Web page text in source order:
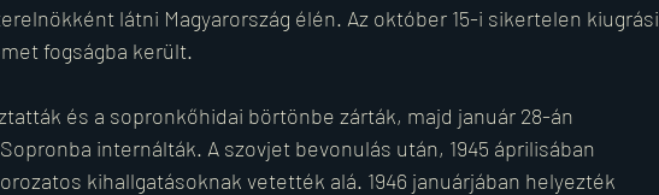
látni Magyarország élén. Az október 15-i sikertelen kiugrási
fogságba került.
és a sopronkőhidai börtönbe zárták, majd január 28-án
internálták. A szovjet bevonulás után, 1945 áprilisában
kihallgatásoknak vetették alá. 1946 januárjában helyezték